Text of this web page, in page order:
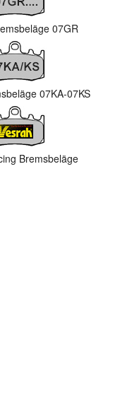
07GR
07KA-07KS
Bremsbeläge